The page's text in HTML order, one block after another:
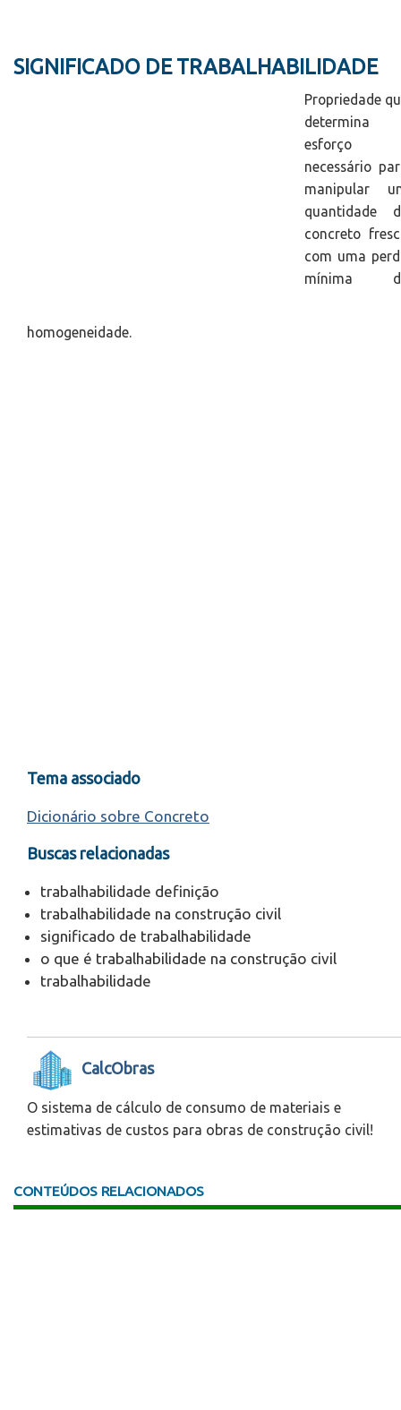
SIGNIFICADO DE TRABALHABILIDADE
Propriedade
determina
esforço
necessário
manipular
quantidade
concreto
com uma
mínima
homogeneidade.
Tema associado
Dicionário sobre Concreto
Buscas relacionadas
trabalhabilidade definição
trabalhabilidade na construção civil
significado de trabalhabilidade
o que é trabalhabilidade na construção civil
trabalhabilidade
CalcObras
O sistema de cálculo de consumo de materiais e
estimativas de custos para obras de construção civil!
CONTEÚDOS RELACIONADOS